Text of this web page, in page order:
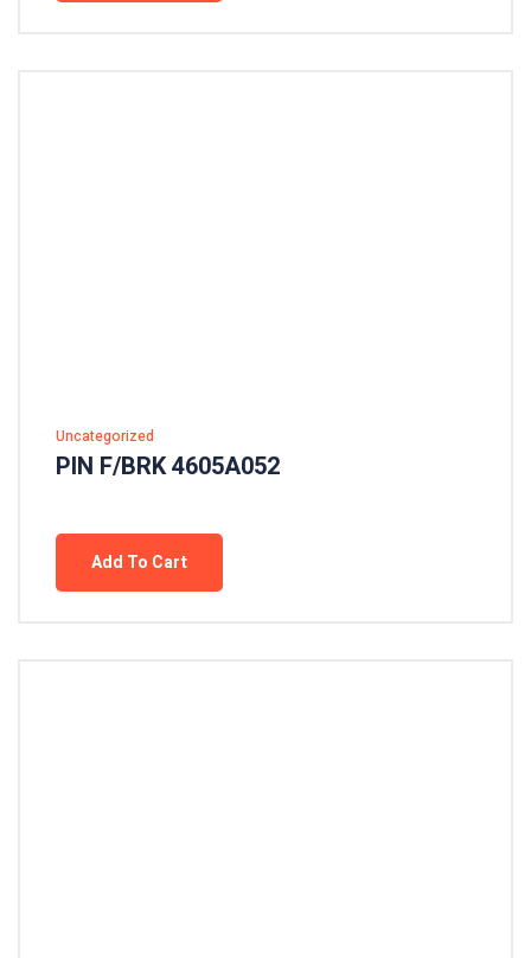
Uncategorized
PIN F/BRK 4605A052
Add To Cart